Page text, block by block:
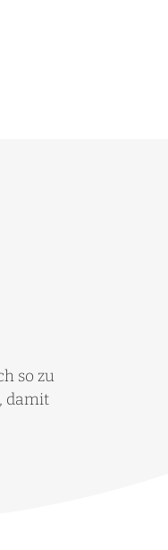
so zu
damit